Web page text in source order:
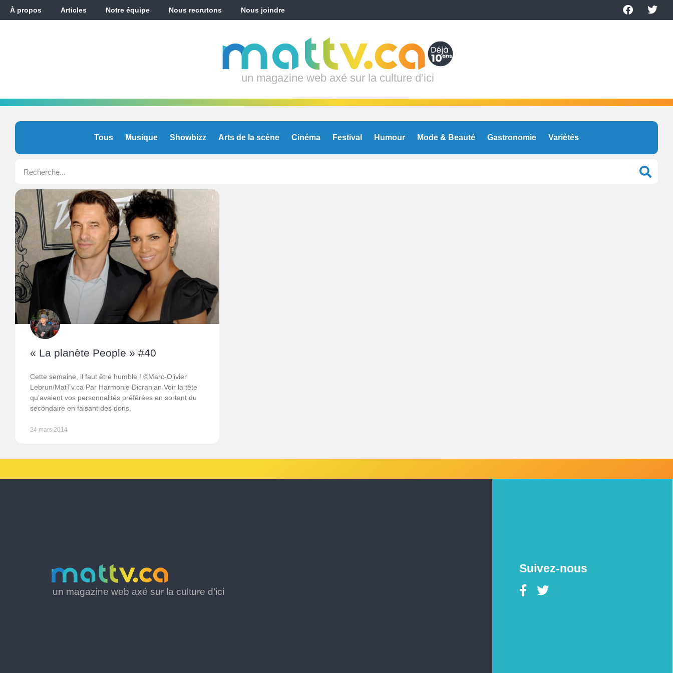
À propos Articles Notre équipe Nous recrutons Nous joindre
un magazine web axé sur la culture d’ici
Tous Musique Showbizz Arts de la scène Cinéma Festival Humour Mode & Beauté Gastronomie Variétés
« La planète People » #40
Cette semaine, il faut être humble ! ©Marc-Olivier
Lebrun/MatTv.ca Par Harmonie Dicranian Voir la tête
qu’avaient vos personnalités préférées en sortant du
secondaire en faisant des dons,
24 mars 2014
un magazine web axé sur la culture d’ici
Suivez-nous